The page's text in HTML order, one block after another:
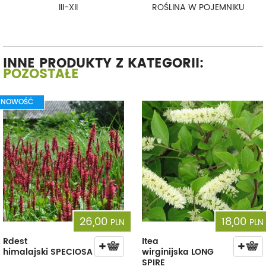
III-XII ROŚLINA W POJEMNIKU
INNE PRODUKTY Z KATEGORII:
POZOSTAŁE
NOWOŚĆ
26,00 PLN
Rdest
himalajski SPECIOSA
18,00 PLN
Itea
wirginijska LONG
SPIRE